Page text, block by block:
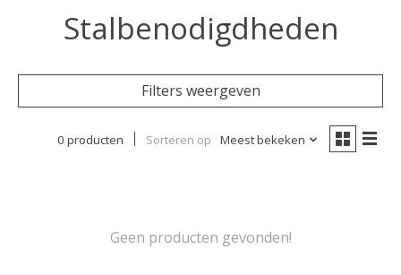
Stalbenodigdheden
Filters weergeven
0 producten Sorteren op Meest bekeken
Geen producten gevonden!